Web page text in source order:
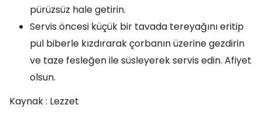
pürüzsüz hale getirin.
Servis öncesi küçük bir tavada tereyağını eritip
pul biberle kızdırarak çorbanın üzerine gezdirin
ve taze fesleğen ile süsleyerek servis edin. Afiyet
olsun.
Kaynak : Lezzet